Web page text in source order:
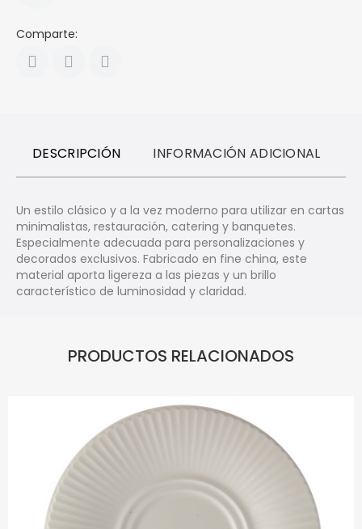
Comparte:
DESCRIPCIÓN INFORMACIÓN ADICIONAL
Un estilo clásico y a la vez moderno para utilizar en cartas
minimalistas, restauración, catering y banquetes.
Especialmente adecuada para personalizaciones y
decorados exclusivos. Fabricado en fine china, este
material aporta ligereza a las piezas y un brillo
característico de luminosidad y claridad.
PRODUCTOS RELACIONADOS